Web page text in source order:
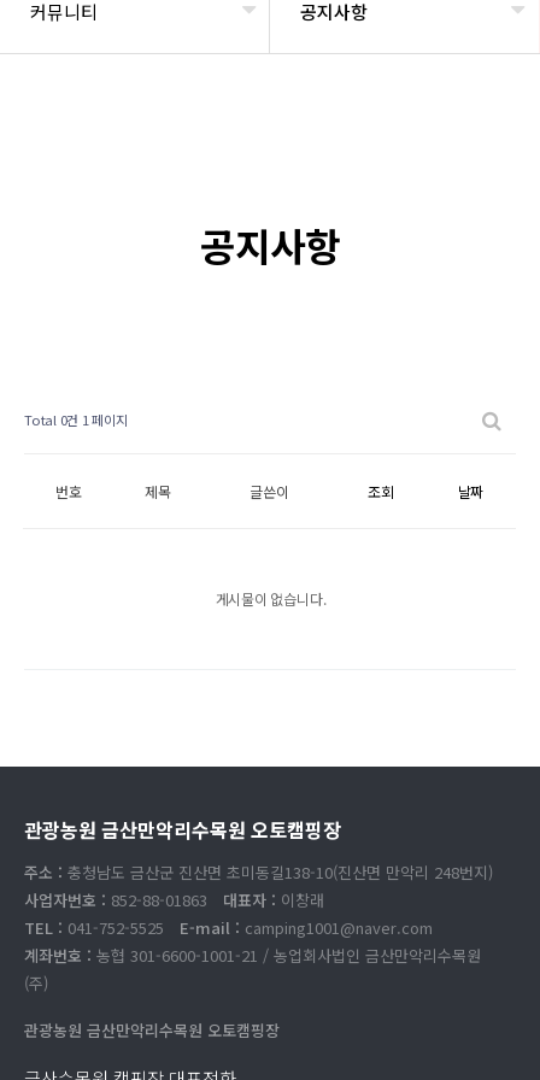
커뮤니티 공지사항
공지사항
Total 0건 1 페이지
번호 제목 글쓴이 조회 날짜
게시물이 없습니다.
관광농원 금산만악리수목원 오토캠핑장
주소 : 충청남도 금산군 진산면 초미동길138-10(진산면 만악리 248번지)
사업자번호 : 852-88-01863 대표자 : 이창래
TEL : 041-752-5525 E-mail : camping1001@naver.com
계좌번호 : 농협 301-6600-1001-21 / 농업회사법인 금산만악리수목원
(주)
관광농원 금산만악리수목원 오토캠핑장